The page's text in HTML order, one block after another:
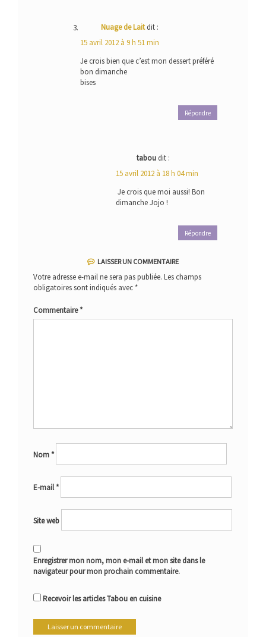
Nuage de Lait dit :
15 avril 2012 à 9 h 51 min
Je crois bien que c’est mon dessert préféré
bon dimanche
bises
Répondre
tabou dit :
15 avril 2012 à 18 h 04 min
Je crois que moi aussi! Bon
dimanche Jojo !
Répondre
LAISSER UN COMMENTAIRE
Votre adresse e-mail ne sera pas publiée. Les champs
obligatoires sont indiqués avec *
Commentaire*
Nom*
E-mail*
Site web
Enregistrer mon nom, mon e-mail et mon site dans le
navigateur pour mon prochain commentaire.
Recevoir les articles Tabou en cuisine